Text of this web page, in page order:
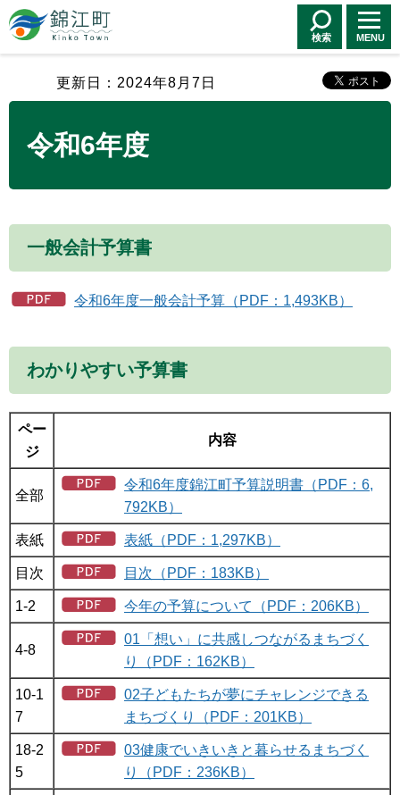
錦江町 Kinko
Town
検索 MENU
更新日：2024年8月7日
令和6年度
一般会計予算書
令和6年度一般会計予算（PDF：1,493KB）
わかりやすい予算書
ペー
ジ
内容
全部
令和6年度錦江町予算説明書（PDF：6,
792KB）
表紙 表紙（PDF：1,297KB）
目次 目次（PDF：183KB）
1-2 今年の予算について（PDF：206KB）
4-8
01「想い」に共感しつながるまちづく
り（PDF：162KB）
10-1
7
02子どもたちが夢にチャレンジできる
まちづくり（PDF：201KB）
18-2
5
03健康でいきいきと暮らせるまちづく
り（PDF：236KB）